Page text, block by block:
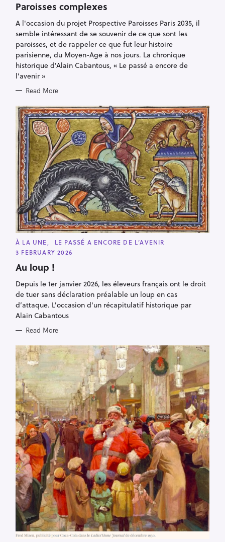
G
R
I
E
Paroisses complexes
A l'occasion du projet Prospective Paroisses Paris 2035, il
semble intéressant de se souvenir de ce que sont les
paroisses, et de rappeler ce que fut leur histoire
parisienne, du Moyen-Age à nos jours. La chronique
historique d'Alain Cabantous, « Le passé a encore de
l'avenir »
Read More
C
T
G
R
I
E
S
À LA UNE
LE PASSÉ A ENCORE DE L’AVENIR
3 FEBRUARY 2026
Au loup !
Depuis le 1er janvier 2026, les éleveurs français ont le droit
de tuer sans déclaration préalable un loup en cas
d’attaque. L'occasion d'un récapitulatif historique par
Alain Cabantous
Read More